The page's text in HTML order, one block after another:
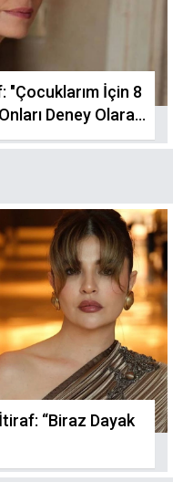
"Çocuklarım İçin 8
Deney Olarak
“Biraz Dayak